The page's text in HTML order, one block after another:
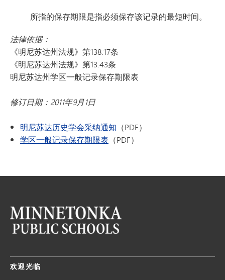
所指的保存期限是指必须保存该记录的最短时间。
法律依据：
《明尼苏达州法规》第138.17条
《明尼苏达州法规》第13.43条
明尼苏达州学区一般记录保存期限表
修订日期：2011年9月1日
明尼苏达历史学会采纳通知 （PDF）
学区一般记录保存期限表 （PDF）
欢迎光临